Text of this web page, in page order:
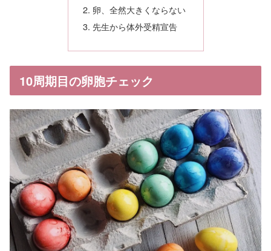
卵、全然大きくならない
先生から体外受精宣告
10周期目の卵胞チェック